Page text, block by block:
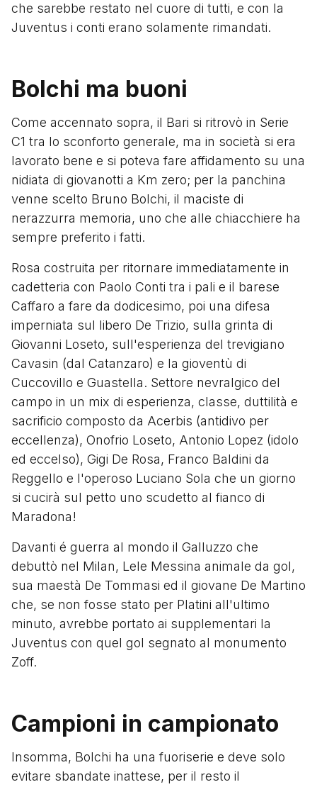
che sarebbe restato nel cuore di tutti, e con la
Juventus i conti erano solamente rimandati.
Bolchi ma buoni
Come accennato sopra, il Bari si ritrovò in Serie
C1 tra lo sconforto generale, ma in società si era
lavorato bene e si poteva fare affidamento su una
nidiata di giovanotti a Km zero; per la panchina
venne scelto Bruno Bolchi, il maciste di
nerazzurra memoria, uno che alle chiacchiere ha
sempre preferito i fatti.
Rosa costruita per ritornare immediatamente in
cadetteria con Paolo Conti tra i pali e il barese
Caffaro a fare da dodicesimo, poi una difesa
imperniata sul libero De Trizio, sulla grinta di
Giovanni Loseto, sull'esperienza del trevigiano
Cavasin (dal Catanzaro) e la gioventù di
Cuccovillo e Guastella. Settore nevralgico del
campo in un mix di esperienza, classe, duttilità e
sacrificio composto da Acerbis (antidivo per
eccellenza), Onofrio Loseto, Antonio Lopez (idolo
ed eccelso), Gigi De Rosa, Franco Baldini da
Reggello e l'operoso Luciano Sola che un giorno
si cucirà sul petto uno scudetto al fianco di
Maradona!
Davanti é guerra al mondo il Galluzzo che
debuttò nel Milan, Lele Messina animale da gol,
sua maestà De Tommasi ed il giovane De Martino
che, se non fosse stato per Platini all'ultimo
minuto, avrebbe portato ai supplementari la
Juventus con quel gol segnato al monumento
Zoff.
Campioni in campionato
Insomma, Bolchi ha una fuoriserie e deve solo
evitare sbandate inattese, per il resto il